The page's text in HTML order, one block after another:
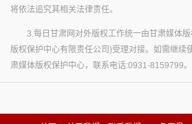
将依法追究其相关法律责任。
3.每日甘肃网对外版权工作统一由甘肃媒体
版权保护中心有限责任公司)受理对接。如需继续
肃媒体版权保护中心，联系电话:0931-8159799。